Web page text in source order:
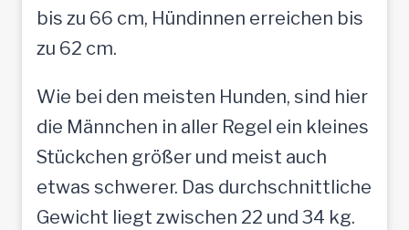
bis zu 66 cm, Hündinnen erreichen bis
zu 62 cm.
Wie bei den meisten Hunden, sind hier
die Männchen in aller Regel ein kleines
Stückchen größer und meist auch
etwas schwerer. Das durchschnittliche
Gewicht liegt zwischen 22 und 34 kg.